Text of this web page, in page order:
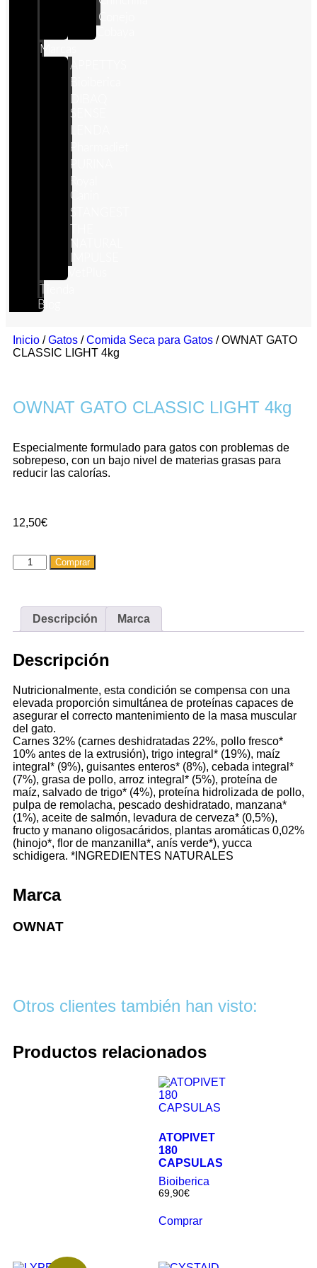
Conejo
Marcas
APPETTYS
Bioiberica
SENSE
Pharmadiet
PURINA
Royal
Canin
STANGEST
NATURAL
Blog
Inicio /Gatos /Comida Seca para Gatos / OWNAT GATO
CLASSIC LIGHT 4kg
OWNAT GATO CLASSIC LIGHT 4kg
Especialmente formulado para gatos con problemas de
sobrepeso, con un bajo nivel de materias grasas para
reducir las calorías.
12,50€
Comprar
Descripción Marca
Descripción
Nutricionalmente, esta condición se compensa con una
elevada proporción simultánea de proteínas capaces de
asegurar el correcto mantenimiento de la masa muscular
del gato.
Carnes 32% (carnes deshidratadas 22%, pollo fresco*
10% antes de la extrusión), trigo integral* (19%), maíz
integral* (9%), guisantes enteros* (8%), cebada integral*
(7%), grasa de pollo, arroz integral* (5%), proteína de
maíz, salvado de trigo* (4%), proteína hidrolizada de pollo,
pulpa de remolacha, pescado deshidratado, manzana*
(1%), aceite de salmón, levadura de cerveza* (0,5%),
fructo y manano oligosacáridos, plantas aromáticas 0,02%
(hinojo*, flor de manzanilla*, anís verde*), yucca
schidigera. *INGREDIENTES NATURALES
Marca
OWNAT
Otros clientes también han visto:
Productos relacionados
ATOPIVET
180
CAPSULAS
Bioiberica
69,90€
Comprar